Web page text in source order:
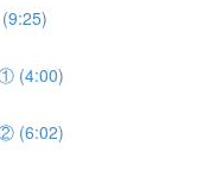
① (4:00)
② (6:02)